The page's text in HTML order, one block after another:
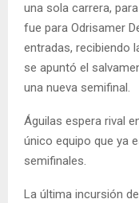
una sola carrera,
fue para Odrisamer
entradas, recibiendo
se apuntó el
una nueva semifinal.
Águilas espera rival
único equipo que ya
semifinales.
La última incursión